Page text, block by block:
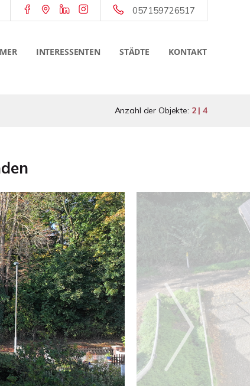
057159726517
INTERESSENTEN STÄDTE KONTAKT
Anzahl der Objekte: 2 | 4